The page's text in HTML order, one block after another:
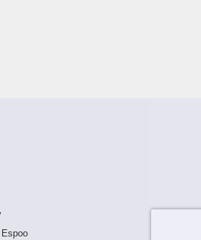
Espoo